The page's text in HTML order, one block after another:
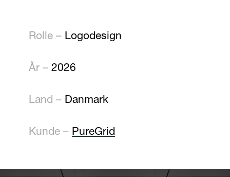
Rolle – Logodesign
År – 2026
Land – Danmark
Kunde – PureGrid